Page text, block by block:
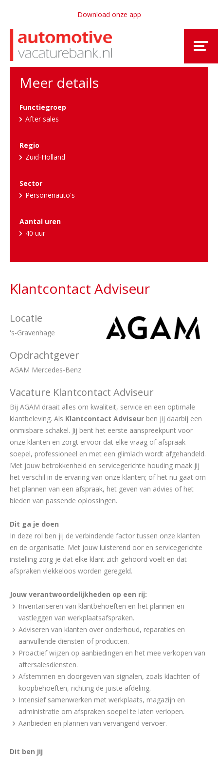
Download onze app
Meer details
Functiegroep
After sales
Regio
Zuid-Holland
Sector
Personenauto's
Aantal uren
40 uur
Klantcontact Adviseur
Locatie
's-Gravenhage
Opdrachtgever
AGAM Mercedes-Benz
Vacature Klantcontact Adviseur
Bij AGAM draait alles om kwaliteit, service en een optimale
klantbeleving. Als Klantcontact Adviseur ben jij daarbij een
onmisbare schakel. Jij bent het eerste aanspreekpunt voor
onze klanten en zorgt ervoor dat elke vraag of afspraak
soepel, professioneel en met een glimlach wordt afgehandeld.
Met jouw betrokkenheid en servicegerichte houding maak jij
het verschil in de ervaring van onze klanten; of het nu gaat om
het plannen van een afspraak, het geven van advies of het
bieden van passende oplossingen.
Dit ga je doen
In deze rol ben jij de verbindende factor tussen onze klanten
en de organisatie. Met jouw luisterend oor en servicegerichte
instelling zorg je dat elke klant zich gehoord voelt en dat
afspraken vlekkeloos worden geregeld.
Jouw verantwoordelijkheden op een rij:
Inventariseren van klantbehoeften en het plannen en
vastleggen van werkplaatsafspraken.
Adviseren van klanten over onderhoud, reparaties en
aanvullende diensten of producten.
Proactief wijzen op aanbiedingen en het mee verkopen van
aftersalesdiensten.
Afstemmen en doorgeven van signalen, zoals klachten of
koopbehoeften, richting de juiste afdeling.
Intensief samenwerken met werkplaats, magazijn en
administratie om afspraken soepel te laten verlopen.
Aanbieden en plannen van vervangend vervoer.
Dit ben jij